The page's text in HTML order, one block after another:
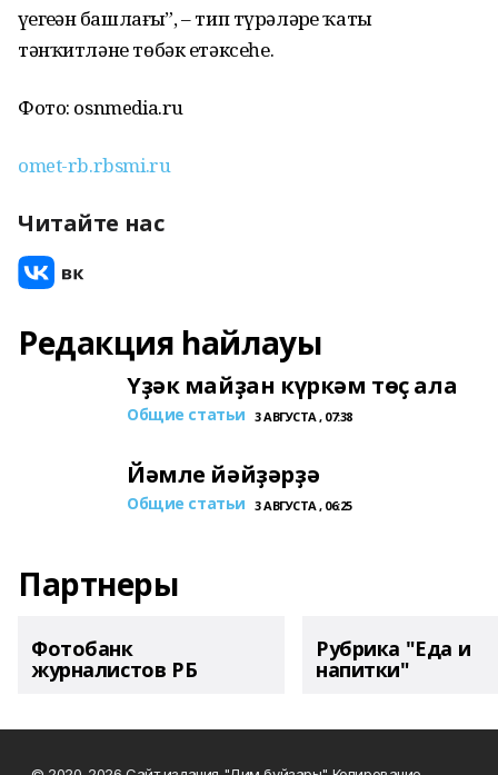
үҙегеҙҙән башлағыҙ”, – тип түрәләрҙе ҡаты
тәнҡитләне төбәк етәксеһе.
Фото: osnmedia.ru
omet-rb.rbsmi.ru
Читайте нас
Редакция һайлауы
Үҙәк майҙан күркәм төҫ ала
Общие статьи 3 АВГУСТА , 07:38
Йәмле йәйҙәрҙә
Общие статьи 3 АВГУСТА , 06:25
Партнеры
Фотобанк
журналистов РБ
Рубрика "Еда и
напитки"